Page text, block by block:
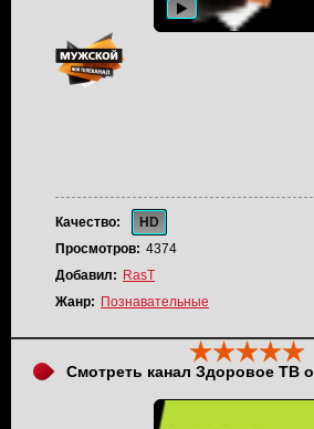
Качество:
HD
Просмотров: 4374
Добавил: RasT
Жанр: Познавательные
Смотреть канал Здоровое ТВ